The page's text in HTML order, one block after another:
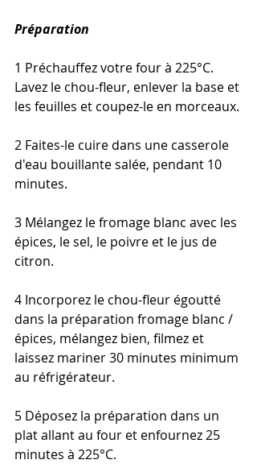
Préparation
1 Préchauffez votre four à 225°C.
Lavez le chou-fleur, enlever la base et
les feuilles et coupez-le en morceaux.
2 Faites-le cuire dans une casserole
d'eau bouillante salée, pendant 10
minutes.
3 Mélangez le fromage blanc avec les
épices, le sel, le poivre et le jus de
citron.
4 Incorporez le chou-fleur égoutté
dans la préparation fromage blanc /
épices, mélangez bien, filmez et
laissez mariner 30 minutes minimum
au réfrigérateur.
5 Déposez la préparation dans un
plat allant au four et enfournez 25
minutes à 225°C.